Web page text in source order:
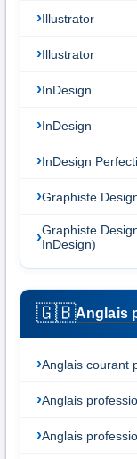
Illustrator
Illustrator
InDesign
InDesign
InDesign
Graphiste
Graphiste
InDesign)
🇬🇧Anglais
Anglais courant
Anglais
Anglais